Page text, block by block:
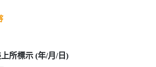
所標示 (年/月/日)